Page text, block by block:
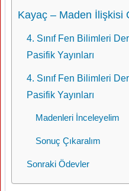
Kayaç – Maden İlişkisi
4. Sınıf Fen Bilimleri
Pasifik Yayınları
4. Sınıf Fen Bilimleri
Pasifik Yayınları
Madenleri İnceleyelim
Sonuç Çıkaralım
Sonraki Ödevler